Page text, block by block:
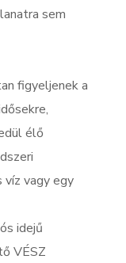
sem
figyeljenek a
élő
vagy egy
idejű
VÉSZ